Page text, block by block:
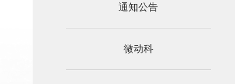
通知公告
微动科